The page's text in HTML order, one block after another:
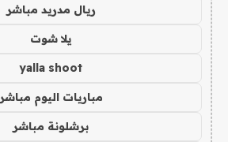
ريال مدريد مباشر
يلا شوت
yalla shoot
مباريات اليوم مباشر
برشلونة مباشر